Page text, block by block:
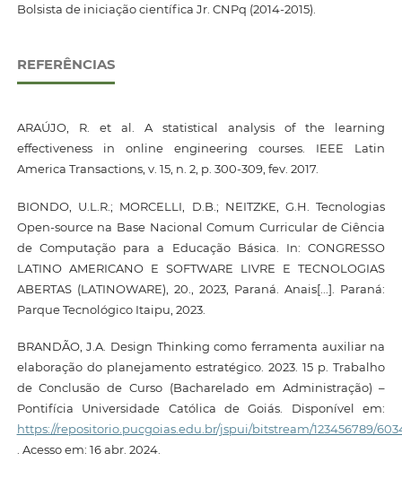
Bolsista de iniciação científica Jr. CNPq (2014-2015).
REFERÊNCIAS
ARAÚJO, R. et al. A statistical analysis of the learning
effectiveness in online engineering courses. IEEE Latin
America Transactions, v. 15, n. 2, p. 300-309, fev. 2017.
BIONDO, U.L.R.; MORCELLI, D.B.; NEITZKE, G.H. Tecnologias
Open-source na Base Nacional Comum Curricular de Ciência
de Computação para a Educação Básica. In: CONGRESSO
LATINO AMERICANO E SOFTWARE LIVRE E TECNOLOGIAS
ABERTAS (LATINOWARE), 20., 2023, Paraná. Anais[...]. Paraná:
Parque Tecnológico Itaipu, 2023.
BRANDÃO, J.A. Design Thinking como ferramenta auxiliar na
elaboração do planejamento estratégico. 2023. 15 p. Trabalho
de Conclusão de Curso (Bacharelado em Administração) –
Pontifícia Universidade Católica de Goiás. Disponível em:
https://repositorio.pucgoias.edu.br/jspui/bitstream/123456789/
. Acesso em: 16 abr. 2024.